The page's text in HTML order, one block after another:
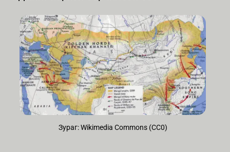
Зураг: Wikimedia Commons (CC0)